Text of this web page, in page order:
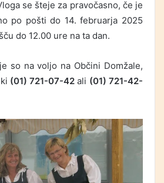
se šteje za pravočasno, če je
po pošti do 14. februarja 2025
do 12.00 ure na ta dan.
so na voljo na Občini Domžale,
(01) 721-07-42 ali (01) 721-42-